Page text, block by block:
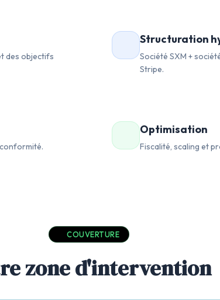
des objectifs
Structuration
Société SXM +
Stripe.
Optimisation
Fiscalité, scaling et
COUVERTURE
zone d'intervention